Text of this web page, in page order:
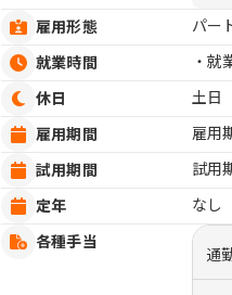
雇用形態
パー
就業時間
・就
休日
土日
雇用期間
雇用
試用期間
試用
定年
なし
各種手当
通